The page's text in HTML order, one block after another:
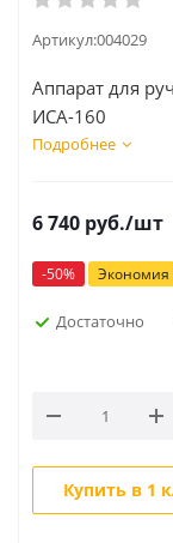
Артикул:004029
Аппарат для
ИСА-160
Подробнее
6 740 руб./шт
-50% Экономия
Достаточно
Купить в 1